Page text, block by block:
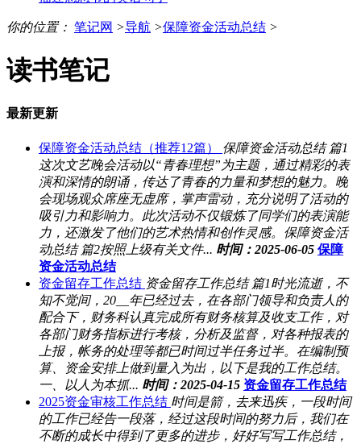
你的位置： 笔记网 >导航 >保障资金活动总结 >
读书笔记
最新更新
保障资金活动总结（推荐12篇）
保障资金活动总结 篇1
这次文艺晚会活动以“青春理想”为主题，通过精彩的表
演和深情的朗诵，传达了青春的力量和梦想的魅力。晚
会现场观众席座无虚席，掌声雷动，充分说明了活动的
吸引力和影响力。此次活动不仅锻炼了同学们的表演能
力，还激发了他们的艺术热情和创作灵感。保障资金活
动总结 篇2按照上级有关文件... 时间：2025-06-05 保障
资金活动总结
资金留存工作总结 资金留存工作总结 篇1时光流逝，不
知不觉间，20__年已经过去，在各部门领导和负责人的
配合下，财务科认真完成所有财务核算及收支工作，对
各部门财务指标进行考核，分析及监督，对各种报表的
上报，帐务的处理等都已时间过半任务过半。在编制预
算、资金安排上做到量入为出，以下是我的工作总结。
一、以人为本抓... 时间：2025-04-15 资金留存工作总结
2025资金审核工作总结 时间是箭，去来迅疾，一段时间
的工作已经告一段落，经过这段时间的努力后，我们在
不断的成长中得到了更多的进步，好好写写工作总结，